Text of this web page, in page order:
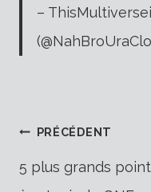
–
PRÉCÉDENT
5 plus grands